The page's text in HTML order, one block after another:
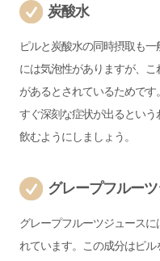
炭酸水
ピルと炭酸水の同時摂取も
には気泡性がありますが、
があるとされているためです
すぐ深刻な症状が出るとい
飲むようにしましょう。
グレープフルー
グレープフルーツジュース
れています。この成分はピ